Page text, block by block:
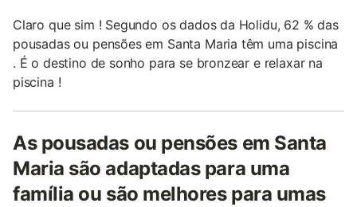
Claro que sim ! Segundo os dados da Holidu, 62 % das
pousadas ou pensões em Santa Maria têm uma piscina
. É o destino de sonho para se bronzear e relaxar na
piscina !
As pousadas ou pensões em Santa
Maria são adaptadas para uma
família ou são melhores para umas